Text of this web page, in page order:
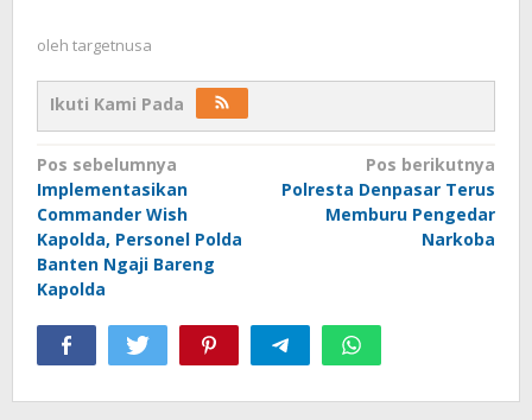
oleh targetnusa
Ikuti Kami Pada
Navigasi
pos
Pos sebelumnya
Implementasikan
Commander Wish
Kapolda, Personel Polda
Banten Ngaji Bareng
Kapolda
Pos berikutnya
Polresta Denpasar Terus
Memburu Pengedar
Narkoba